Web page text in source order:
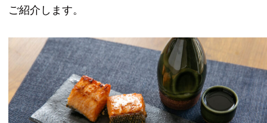
ご紹介します。